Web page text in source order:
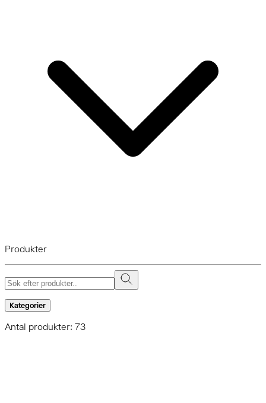
Produkter
Kategorier
Antal produkter: 73